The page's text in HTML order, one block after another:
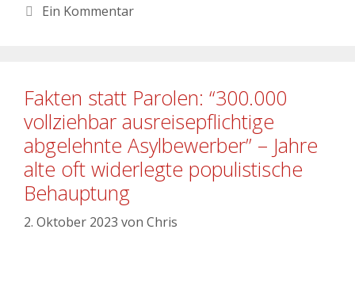
Ein Kommentar
Fakten statt Parolen: “300.000
vollziehbar ausreisepflichtige
abgelehnte Asylbewerber” – Jahre
alte oft widerlegte populistische
Behauptung
2. Oktober 2023 von Chris